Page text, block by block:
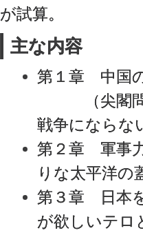
が試算。
主な内容
第１章 中国
（尖閣問題
戦争になら
第２章 軍事
りな太平洋
第３章 日本
が欲しいテ